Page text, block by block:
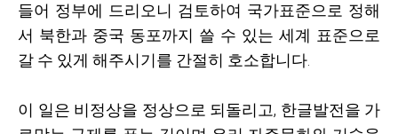
들어 정부에 드리오니 검토하여 국가표준으로 정해
서 북한과 중국 동포까지 쓸 수 있는 세계 표준으로
갈 수 있게 해주시기를 간절히 호소합니다
이 일은 비정상을 정상으로 되돌리고, 한글발전을 가